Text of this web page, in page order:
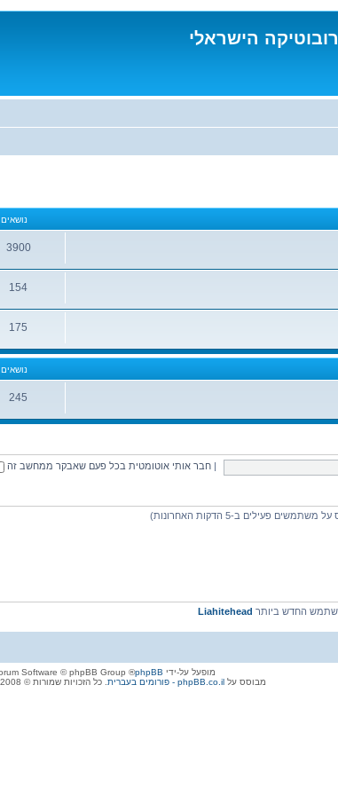
הישראלי
נושאים
3900
נושאים
154
נושאים
175
נושאים
נושאים
245
נושאים
חבר אותי אוטומטית בכל פעם שאבקר ממחשב זה
החדש ביותר Liahitehead
מופעל על-ידי phpBB
® Forum Software © phpBB Group
מבוסס עלphpBB.co.il - פורומים בעברית . כל הזכויות שמורות © 2008 - phpBB.co.il.